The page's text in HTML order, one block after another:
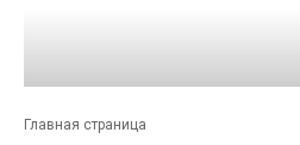
Главная страница